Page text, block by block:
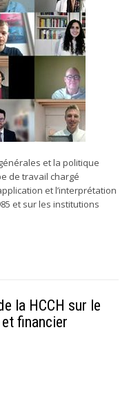
et la politique
de travail chargé
et l’interprétation
et sur les institutions
la HCCH sur le
financier